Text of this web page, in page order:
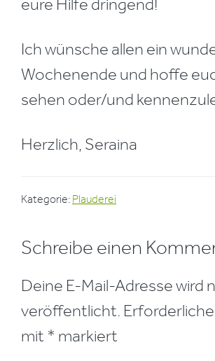
eure Hilfe dringend!
Ich wünsche allen ein
Wochenende und hoffe
sehen oder/und
Herzlich, Seraina
Kategorie: Plauderei
Leser-
Schreibe einen
Deine E-Mail-Adresse wird
veröffentlicht.
mit * markiert